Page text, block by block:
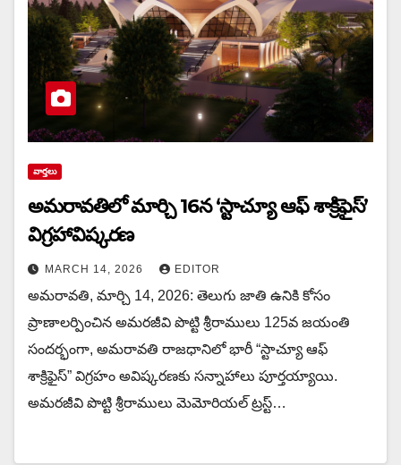
వార్త‌లు
అమరావతిలో మార్చి 16న‌ ‘స్టాచ్యూ ఆఫ్ శాక్రిఫైస్’
విగ్రహావిష్కరణ
MARCH 14, 2026 EDITOR
అమరావతి, మార్చి 14, 2026: తెలుగు జాతి ఉనికి కోసం
ప్రాణాలర్పించిన అమరజీవి పొట్టి శ్రీరాములు 125వ జయంతి
సందర్భంగా, అమరావతి రాజధానిలో భారీ “స్టాచ్యూ ఆఫ్
శాక్రిఫైస్” విగ్రహం అవిష్కరణకు సన్నాహాలు పూర్తయ్యాయి.
అమరజీవి పొట్టి శ్రీరాములు మెమోరియల్ ట్రస్ట్…